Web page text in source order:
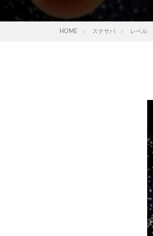
HOME ステサバ レベル